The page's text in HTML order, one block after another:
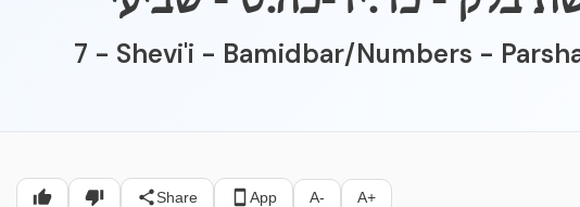
7 - Shevi'i - Bamidbar/Numbers -
Share App A- A+